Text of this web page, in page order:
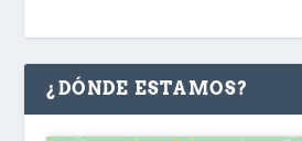
¿DÓNDE ESTAMOS?